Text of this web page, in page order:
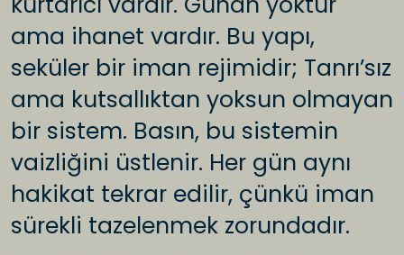
ama ihanet vardır. Bu yapı,
seküler bir iman rejimidir; Tanrı’sız
ama kutsallıktan yoksun olmayan
bir sistem. Basın, bu sistemin
vaizliğini üstlenir. Her gün aynı
hakikat tekrar edilir, çünkü iman
sürekli tazelenmek zorundadır.